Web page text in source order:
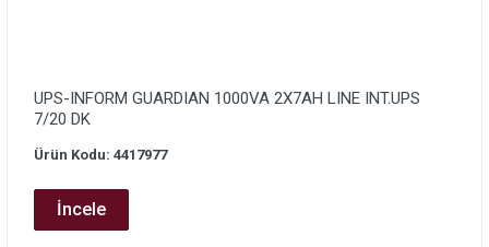
UPS-INFORM GUARDIAN 1000VA 2X7AH LINE INT.UPS
7/20 DK
Ürün Kodu: 4417977
İncele